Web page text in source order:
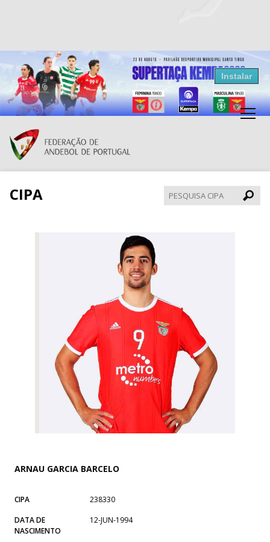
Resultados Andebol
Federação de Andebol de Portugal
Grátis - Disponivel na Play Store
Instalar
CIPA
CIPA
ARNAU GARCIA BARCELO
CIPA
238330
DATA DE
NASCIMENTO
12-JUN-1994